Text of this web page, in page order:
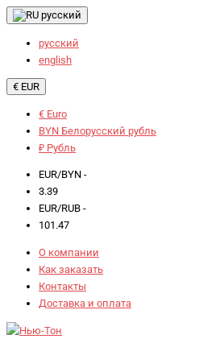
русский
русский
english
€ EUR
€ Euro
BYN Белорусский рубль
₽ Рубль
EUR/BYN -
3.39
EUR/RUB -
101.47
О компании
Как заказать
Контакты
Доставка и оплата